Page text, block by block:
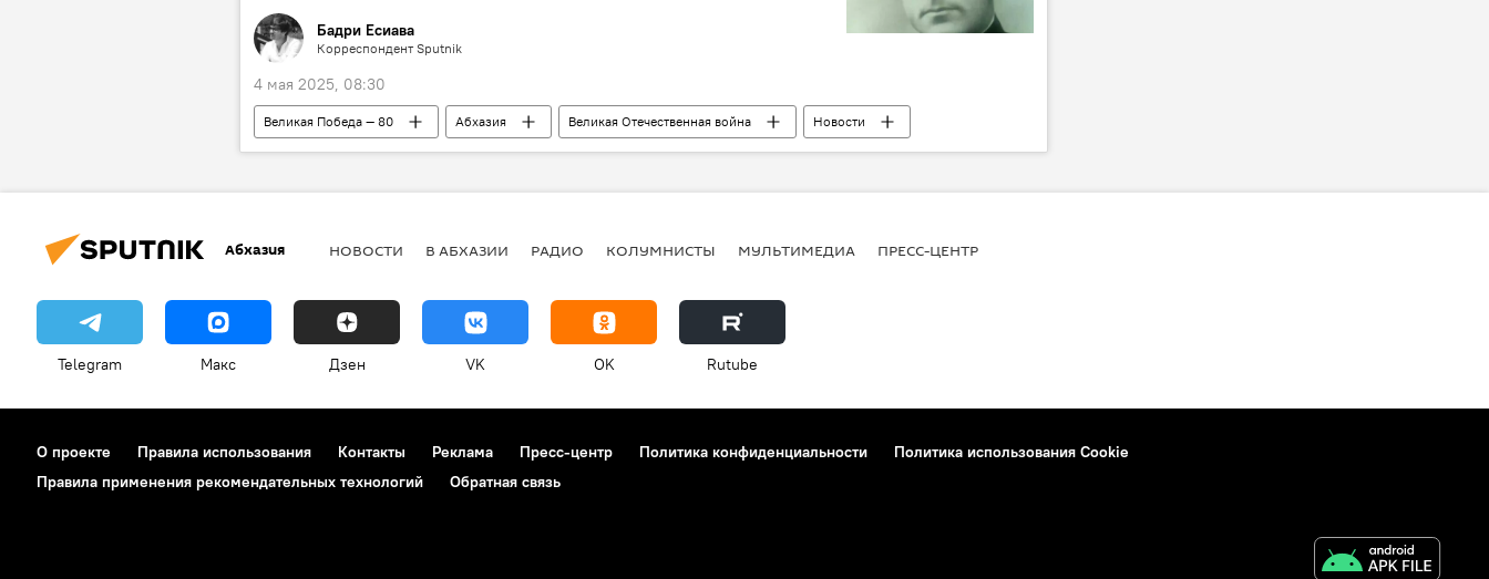
Бадри Есиава
Корреспондент Sputnik
4 мая 2025, 08:30
Великая Победа — 80 Абхазия Великая Отечественная война
Новости
80-летие Победы в Великой Отечественной войне
Абхазия НОВОСТИ В АБХАЗИИ РАДИО КОЛУМНИСТЫ МУЛЬТИМЕДИА ПРЕСС-ЦЕНТР
Telegram Макс Дзен VK OK Rutube
О проекте Правила использования Контакты Реклама Пресс-центр Политика конфиденциальности
Политика использования Cookie
Правила применения рекомендательных технологий
Обратная связь